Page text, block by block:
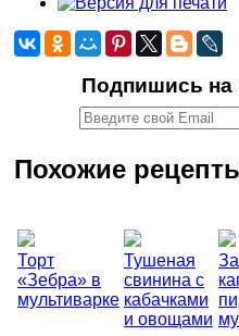
Подпишись на
Похожие
Торт
«Зебра» в
мультиварке
Тушеная
свинина с
кабачками
и овощами